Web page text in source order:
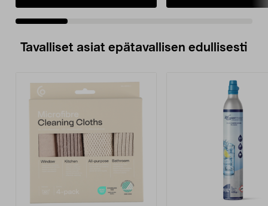
Tavalliset asiat epätavallisen edullisesti